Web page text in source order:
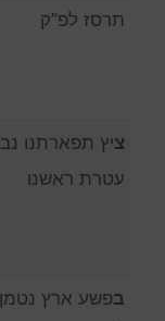
תרסז לפ”ק
ציץ תפארתנו
עטרת ראשנו
בפשע ארץ